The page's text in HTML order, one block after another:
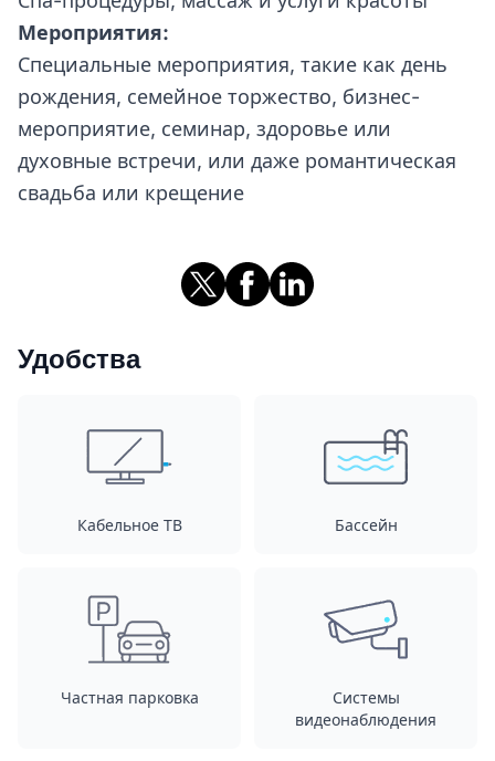
Мероприятия:
Специальные мероприятия, такие как день
рождения, семейное торжество, бизнес-
мероприятие, семинар, здоровье или
духовные встречи, или даже романтическая
свадьба или крещение
Удобства
Кабельное ТВ Бассейн
Частная парковка
Системы
видеонаблюдения